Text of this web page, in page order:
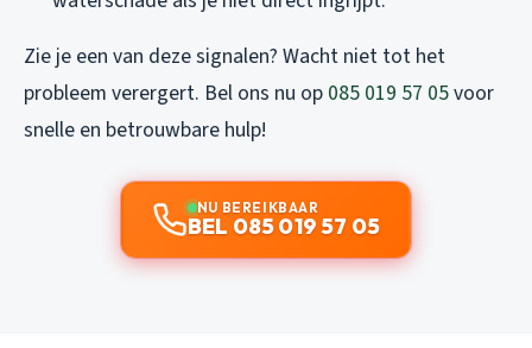
Zie je een van deze signalen? Wacht niet tot het
probleem verergert. Bel ons nu op 085 019 57 05voor
snelle en betrouwbare hulp!
NU BEREIKBAAR
BEL 085 019 57 05